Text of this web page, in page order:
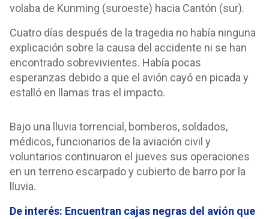
volaba de Kunming (suroeste) hacia Cantón (sur).
Cuatro días después de la tragedia no había ninguna
explicación sobre la causa del accidente ni se han
encontrado sobrevivientes. Había pocas
esperanzas debido a que el avión cayó en picada y
estalló en llamas tras el impacto.
Bajo una lluvia torrencial, bomberos, soldados,
médicos, funcionarios de la aviación civil y
voluntarios continuaron el jueves sus operaciones
en un terreno escarpado y cubierto de barro por la
lluvia.
De interés: Encuentran cajas negras del avión que